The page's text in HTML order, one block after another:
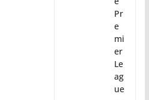
Pr
e
mi
er
Le
ag
ue